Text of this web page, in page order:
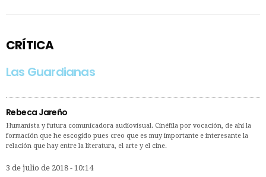
CRÍTICA
Las Guardianas
Rebeca Jareño
Humanista y futura comunicadora audiovisual. Cinéfila por vocación, de ahí la
formación que he escogido pues creo que es muy importante e interesante la
relación que hay entre la literatura, el arte y el cine.
3 de julio de 2018 - 10:14